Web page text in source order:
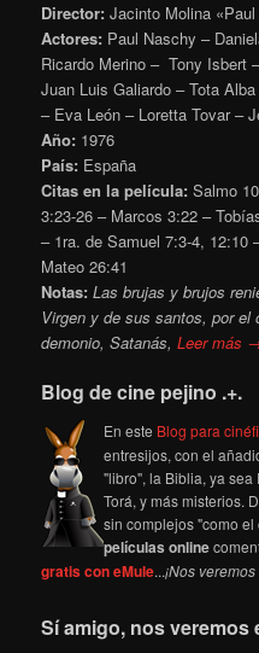
Director: Jacinto Molina
Actores: Paul Naschy –
Ricardo Merino – Tony Isbert
Juan Luis Galiardo – Tota
– Eva León – Loretta Tovar –
Año: 1976
País: España
Citas en la película: Salmo
3:23-26 – Marcos 3:22 –
– 1ra. de Samuel 7:3-4, 12:10
Mateo 26:41
Notas:Las brujas y brujos
Virgen y de sus santos, por el
demonio, Satanás,Leer más
Blog de cine pejino .+.
En este Blog para
entresijos, con el
"libro", la Biblia, ya sea
Torá, y más misterios.
sin complejos "como
películas online
gratis con eMule...¡Nos
Sí amigo, nos veremos